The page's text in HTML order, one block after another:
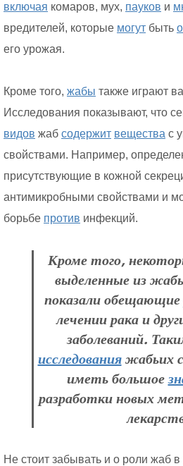
включая комаров, мух, пауков и
вредителей, которые могут быть
его урожая.
Кроме того, жабы также играют
Исследования показывают, что
видов жаб содержит вещества с
свойствами. Например,
присутствующие в кожной
антимикробными свойствами и
борьбе против инфекций.
Кроме того,
выделенные из
показали обещающие
лечении рака и
заболеваний.
исследованияжабьих
иметь большое
разработки новых
Не стоит забывать и о роли жаб